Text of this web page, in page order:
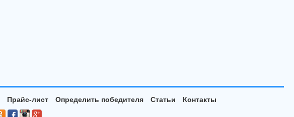
Прайс-лист Определить победителя Статьи
Контакты